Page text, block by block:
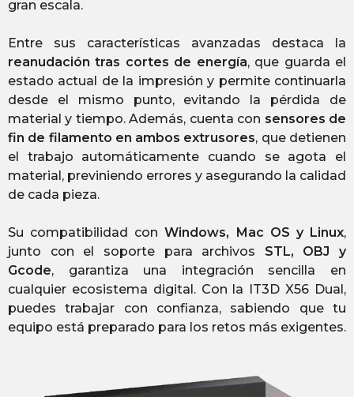
gran escala.
Entre sus características avanzadas destaca la
reanudación tras cortes de energía, que guarda el
estado actual de la impresión y permite continuarla
desde el mismo punto, evitando la pérdida de
material y tiempo. Además, cuenta con sensores de
fin de filamento en ambos extrusores, que detienen
el trabajo automáticamente cuando se agota el
material, previniendo errores y asegurando la calidad
de cada pieza.
Su compatibilidad conWindows, Mac OS y Linux,
junto con el soporte para archivos STL, OBJ y
Gcode, garantiza una integración sencilla en
cualquier ecosistema digital. Con la IT3D X56 Dual,
puedes trabajar con confianza, sabiendo que tu
equipo está preparado para los retos más exigentes.